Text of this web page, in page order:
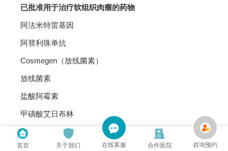
已批准用于治疗软组织肉瘤的药物
阿法米特雷基因
阿替利珠单抗
Cosmegen（放线菌素）
放线菌素
盐酸阿霉素
甲磺酸艾日布林
Fyarro（西罗莫司蛋白结合颗粒）
Gleevec（甲磺酸伊马替尼）
首页 关于我们 在线客服 合作医院 咨询预约